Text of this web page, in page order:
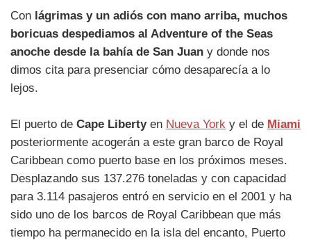
Con lágrimas y un adiós con mano arriba, muchos
boricuas despediamos al Adventure of the Seas
anoche desde la bahía de San Juan y donde nos
dimos cita para presenciar cómo desaparecía a lo
lejos.
El puerto de Cape Libertyen Nueva York y el de Miami
posteriormente acogerán a este gran barco de Royal
Caribbean como puerto base en los próximos meses.
Desplazando sus 137.276 toneladas y con capacidad
para 3.114 pasajeros entró en servicio en el 2001 y ha
sido uno de los barcos de Royal Caribbean que más
tiempo ha permanecido en la isla del encanto, Puerto